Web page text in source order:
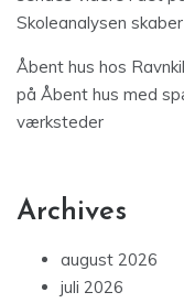
Skoleanalysen
Åbent hus hos
på Åbent hus med
værksteder
Archives
august 2026
juli 2026